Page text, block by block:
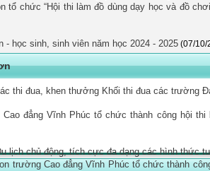
tổ chức “Hội thi làm đồ dùng dạy học và đồ
- học sinh, sinh viên năm học 2024 - 2025 (07/10/
thi đua, khen thưởng Khối thi đua các trường
đẳng Vĩnh Phúc tổ chức thành công hội
lịch chủ động, tích cực đa dạng các hình thức
trường Cao đẳng Vĩnh Phúc tổ chức thành